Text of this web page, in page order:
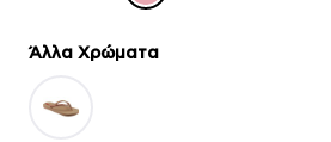
Άλλα Xρώματα